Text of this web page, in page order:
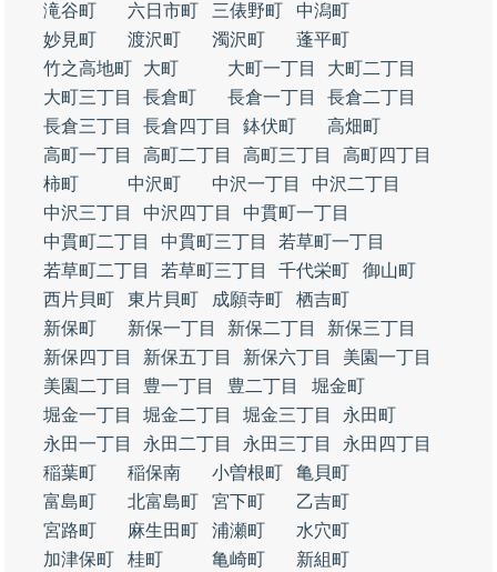
滝谷町
六日市町 三俵野町
中潟町
妙見町
渡沢町 濁沢町
蓬平町
竹之高地町
大町 大町一丁目
大町二丁目
大町三丁目
長倉町 長倉一丁目
長倉二丁目
長倉三丁目
長倉四丁目 鉢伏町
高畑町
高町一丁目
高町二丁目 高町三丁目
高町四丁目
柿町
中沢町 中沢一丁目
中沢二丁目
中沢三丁目
中沢四丁目
中貫町一丁目
中貫町二丁目
中貫町三丁目
若草町一丁目
若草町二丁目
若草町三丁目 千代栄町
御山町
西片貝町
東片貝町 成願寺町
栖吉町
新保町
新保一丁目 新保二丁目
新保三丁目
新保四丁目
新保五丁目 新保六丁目
美園一丁目
美園二丁目
豊一丁目 豊二丁目
堀金町
堀金一丁目
堀金二丁目 堀金三丁目
永田町
永田一丁目
永田二丁目 永田三丁目
永田四丁目
稲葉町
稲保南 小曽根町
亀貝町
富島町
北富島町 宮下町
乙吉町
宮路町
麻生田町 浦瀬町
水穴町
加津保町
桂町 亀崎町
新組町